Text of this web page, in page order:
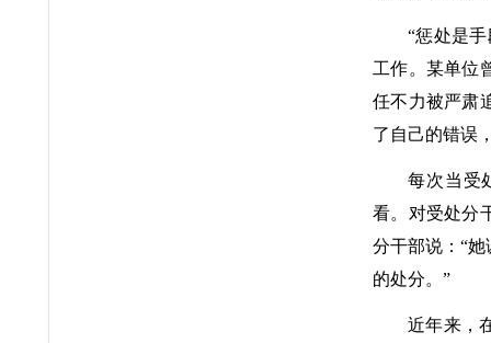
“惩处是
工作。某单位
任不力被严肃
了自己的错误
每次当受
看。对受处分
分干部说：“
的处分。”
近年来，